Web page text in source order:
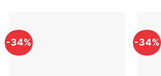
-34% -34%